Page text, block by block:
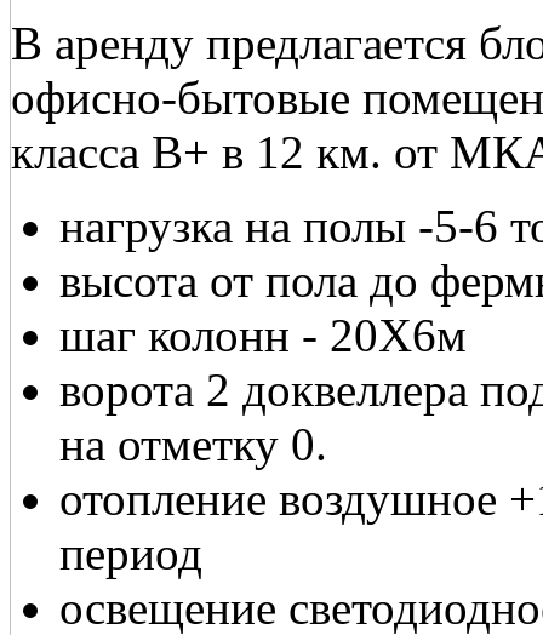
В аренду предлагается
офисно-бытовые
класса В+ в 12 км. от
нагрузка на полы -5-6
высота от пола до
шаг колонн - 20Х6м
ворота 2 доквеллера
на отметку 0.
отопление воздушное
период
освещение